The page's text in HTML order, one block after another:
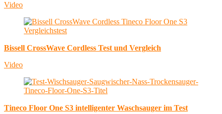
Video
Bissell CrossWave Cordless Test und Vergleich
Video
Tineco Floor One S3 intelligenter Waschsauger im Test